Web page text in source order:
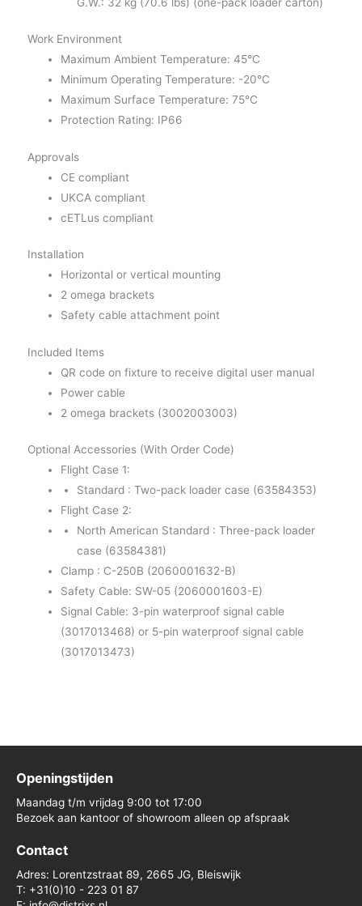
Work Environment
Maximum Ambient Temperature: 45°C
Minimum Operating Temperature: -20°C
Maximum Surface Temperature: 75°C
Protection Rating: IP66
Approvals
CE compliant
UKCA compliant
cETLus compliant
Installation
Horizontal or vertical mounting
2 omega brackets
Safety cable attachment point
Included Items
QR code on fixture to receive digital user manual
Power cable
2 omega brackets (3002003003)
Optional Accessories (With Order Code)
Flight Case 1:
Standard : Two-pack loader case (63584353)
Flight Case 2:
North American Standard : Three-pack loader
case (63584381)
Clamp : C-250B (2060001632-B)
Safety Cable: SW-05 (2060001603-E)
Signal Cable: 3-pin waterproof signal cable
(3017013468) or 5-pin waterproof signal cable
(3017013473)
Openingstijden
Maandag t/m vrijdag 9:00 tot 17:00
Bezoek aan kantoor of showroom alleen op afspraak
Contact
Adres: Lorentzstraat 89, 2665 JG, Bleiswijk
T: +31(0)10 - 223 01 87